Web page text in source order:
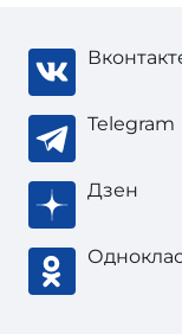
Telegram
Дзен